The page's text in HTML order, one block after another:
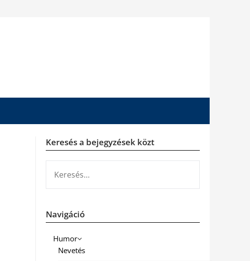
Keresés a bejegyzések közt
Navigáció
Humor
Nevetés